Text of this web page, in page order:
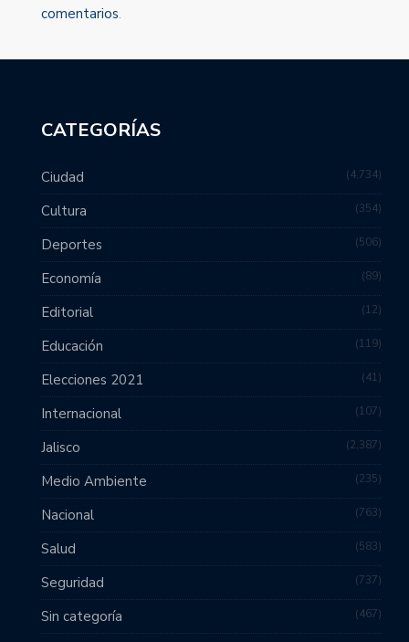
comentarios.
CATEGORÍAS
Ciudad 4,734
Cultura 354
Deportes 506
Economía 89
Editorial 12
Educación 119
Elecciones 2021 41
Internacional 107
Jalisco 2,387
Medio Ambiente 235
Nacional 763
Salud 583
Seguridad 737
Sin categoría 467